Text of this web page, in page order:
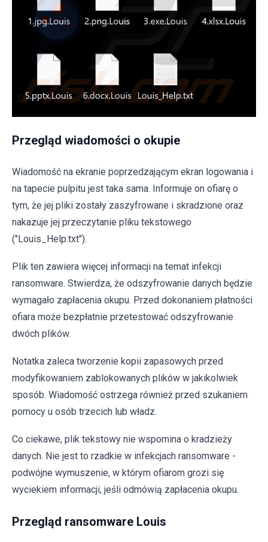
Przegląd wiadomości o okupie
Wiadomość na ekranie poprzedzającym ekran logowania i
na tapecie pulpitu jest taka sama. Informuje on ofiarę o
tym, że jej pliki zostały zaszyfrowane i skradzione oraz
nakazuje jej przeczytanie pliku tekstowego
("Louis_Help.txt").
Plik ten zawiera więcej informacji na temat infekcji
ransomware. Stwierdza, że odszyfrowanie danych będzie
wymagało zapłacenia okupu. Przed dokonaniem płatności
ofiara może bezpłatnie przetestować odszyfrowanie
dwóch plików.
Notatka zaleca tworzenie kopii zapasowych przed
modyfikowaniem zablokowanych plików w jakikolwiek
sposób. Wiadomość ostrzega również przed szukaniem
pomocy u osób trzecich lub władz.
Co ciekawe, plik tekstowy nie wspomina o kradzieży
danych. Nie jest to rzadkie w infekcjach ransomware -
podwójne wymuszenie, w którym ofiarom grozi się
wyciekiem informacji, jeśli odmówią zapłacenia okupu.
Przegląd ransomware Louis